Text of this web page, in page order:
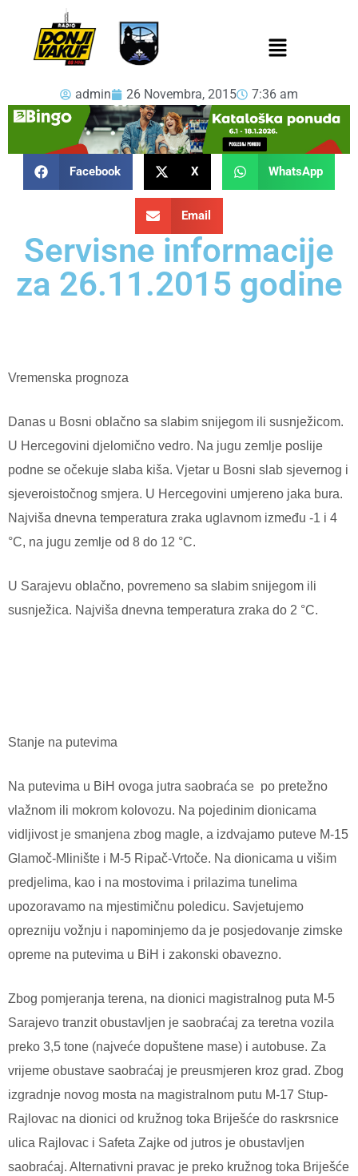
admin 26 Novembra, 2015 7:36 am
Facebook X WhatsApp
Email
Servisne informacije
za 26.11.2015 godine
Vremenska prognoza
Danas u Bosni oblačno sa slabim snijegom ili susnježicom.
U Hercegovini djelomično vedro. Na jugu zemlje poslije
podne se očekuje slaba kiša. Vjetar u Bosni slab sjevernog i
sjeveroistočnog smjera. U Hercegovini umjereno jaka bura.
Najviša dnevna temperatura zraka uglavnom između -1 i 4
°C, na jugu zemlje od 8 do 12 °C.
U Sarajevu oblačno, povremeno sa slabim snijegom ili
susnježica. Najviša dnevna temperatura zraka do 2 °C.
Stanje na putevima
Na putevima u BiH ovoga jutra saobraća se po pretežno
vlažnom ili mokrom kolovozu. Na pojedinim dionicama
vidljivost je smanjena zbog magle, a izdvajamo puteve M-15
Glamoč-Mlinište i M-5 Ripač-Vrtoče. Na dionicama u višim
predjelima, kao i na mostovima i prilazima tunelima
upozoravamo na mjestimičnu poledicu. Savjetujemo
oprezniju vožnju i napominjemo da je posjedovanje zimske
opreme na putevima u BiH i zakonski obavezno.
Zbog pomjeranja terena, na dionici magistralnog puta M-5
Sarajevo tranzit obustavljen je saobraćaj za teretna vozila
preko 3,5 tone (najveće dopuštene mase) i autobuse. Za
vrijeme obustave saobraćaj je preusmjeren kroz grad. Zbog
izgradnje novog mosta na magistralnom putu M-17 Stup-
Rajlovac na dionici od kružnog toka Briješće do raskrsnice
ulica Rajlovac i Safeta Zajke od jutros je obustavljen
saobraćaj. Alternativni pravac je preko kružnog toka Briješće